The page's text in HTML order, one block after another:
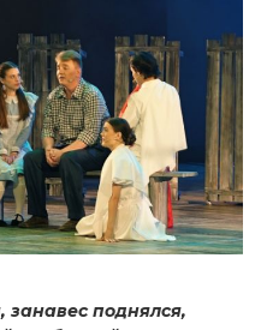
поднялся,